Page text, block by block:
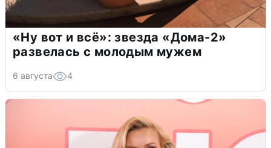
«Ну вот и всё»: звезда «Дома-2»
развелась с молодым мужем
6 августа 4